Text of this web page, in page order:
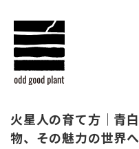
火星人の育て方｜青
物、その魅力の世界へ